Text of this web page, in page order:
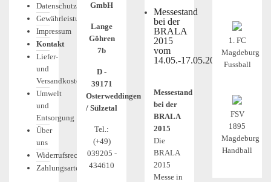
Datenschutz
Gewährleistung
Impressum
Kontakt
Liefer-
und
Versandkosten
Umwelt
und
Entsorgung
Über
uns
Widerrufsrecht
Zahlungsarten
GmbH
Lange
Göhren
7b
D -
39171
Osterweddingen
/ Sülzetal
Tel.:
(+49)
039205 -
434610
Messestand
bei der
BRALA
2015
vom
14.05.-17.05.2015
Messestand
bei der
BRALA
2015
Die
BRALA
2015
Messe in
1. FC
Magdeburg
Fussball
FSV
1895
Magdeburg
Handball